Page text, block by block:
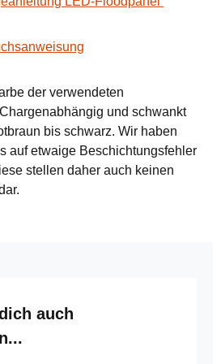
der verwendeten
und schwankt
bis schwarz. Wir haben
auf etwaige Beschichtungsfehler
stellen daher auch keinen
auch